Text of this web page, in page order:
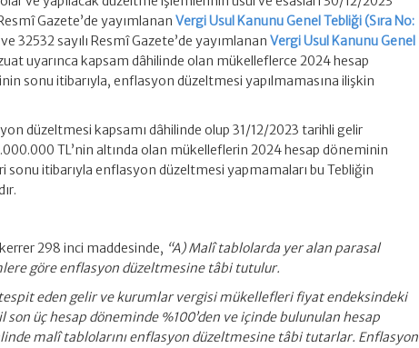
Gazete’de yayımlananVergi Usul Kanunu Genel Tebliği (Sıra No:
32532 sayılı Resmî Gazete’de yayımlananVergi Usul Kanunu Genel
uyarınca kapsam dâhilinde olan mükelleflerce 2024 hesap
sonu itibarıyla, enflasyon düzeltmesi yapılmamasına ilişkin
düzeltmesi kapsamı dâhilinde olup 31/12/2023 tarihli gelir
TL’nin altında olan mükelleflerin 2024 hesap döneminin
sonu itibarıyla enflasyon düzeltmesi yapmamaları bu Tebliğin
298 inci maddesinde, “A) Malî tablolarda yer alan parasal
göre enflasyon düzeltmesine tâbi tutulur.
tespit eden gelir ve kurumlar vergisi mükellefleri fiyat endeksindeki
son üç hesap döneminde %100’den ve içinde bulunulan hesap
malî tablolarını enflasyon düzeltmesine tâbi tutarlar. Enflasyon